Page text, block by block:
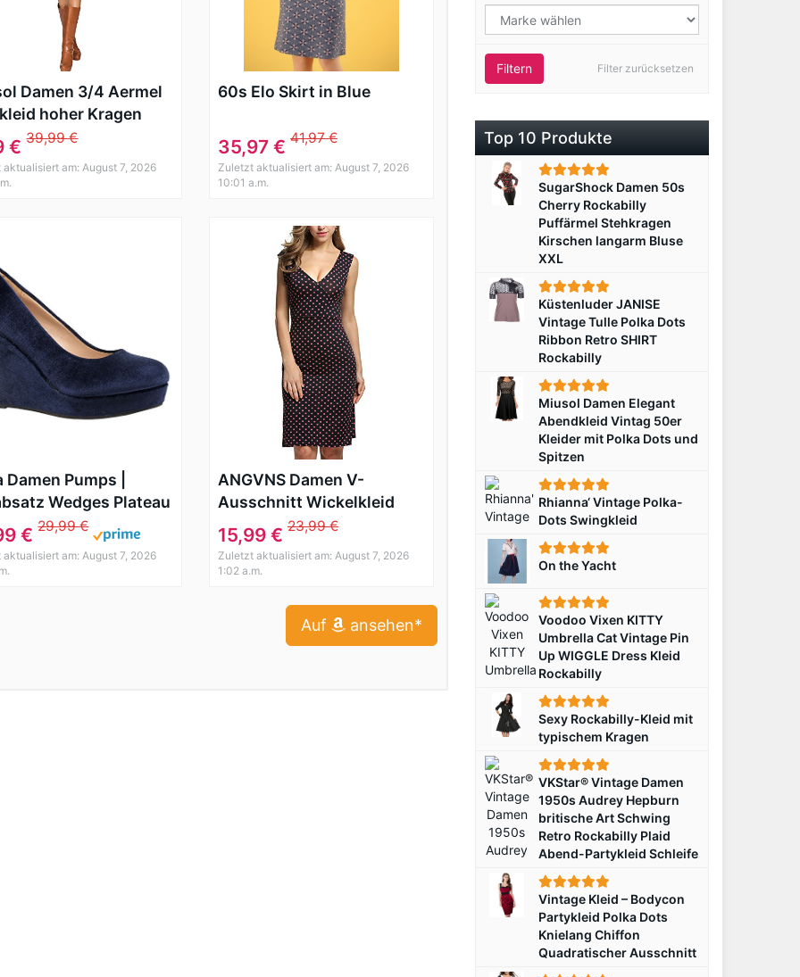
Damen 3/4 Aermel
hoher Kragen
Strickkleid
Kleid Weinrot
48/L
€39,99 €
aktualisiert am: August 7, 2026
60s Elo Skirt in Blue
35,97 € 41,97 €
Zuletzt aktualisiert am: August 7, 2026
10:01 a.m.
Damen Pumps |
Wedges Plateau
| Chunkyrayan
36
€29,99 €
aktualisiert am: August 7, 2026
ANGVNS Damen V-
Ausschnitt Wickelkleid
50er Vintage Kleid Polka
Dots Sommerkleid
Knielang
15,99 € 23,99 €
Zuletzt aktualisiert am: August 7, 2026
1:02 a.m.
Auf ansehen*
Filter zurücksetzen
Filtern
Top 10 Produkte
SugarShock Damen 50s
Cherry Rockabilly
Puffärmel Stehkragen
Kirschen langarm Bluse
XXL
Küstenluder JANISE
Vintage Tulle Polka Dots
Ribbon Retro SHIRT
Rockabilly
Miusol Damen Elegant
Abendkleid Vintag 50er
Kleider mit Polka Dots und
Spitzen
Rhianna‘ Vintage Polka-
Dots Swingkleid
On the Yacht
Voodoo Vixen KITTY
Umbrella Cat Vintage Pin
Up WIGGLE Dress Kleid
Rockabilly
Sexy Rockabilly-Kleid mit
typischem Kragen
VKStar® Vintage Damen
1950s Audrey Hepburn
britische Art Schwing
Retro Rockabilly Plaid
Abend-Partykleid Schleife
Vintage Kleid – Bodycon
Partykleid Polka Dots
Knielang Chiffon
Quadratischer Ausschnitt